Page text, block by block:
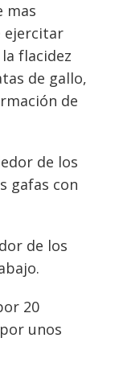
mas
ejercitar
flacidez
de gallo,
de
de los
gafas con
de los
20
unos